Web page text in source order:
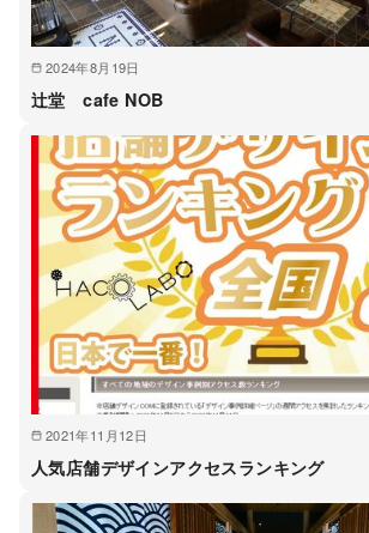
2024年8月19日
辻堂 cafe NOB
2021年11月12日
人気店舗デザインアクセスランキング